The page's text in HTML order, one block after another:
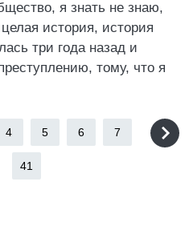
я знать не знаю,
история, история
три года назад и
тому, что я
4 5 6 7
41